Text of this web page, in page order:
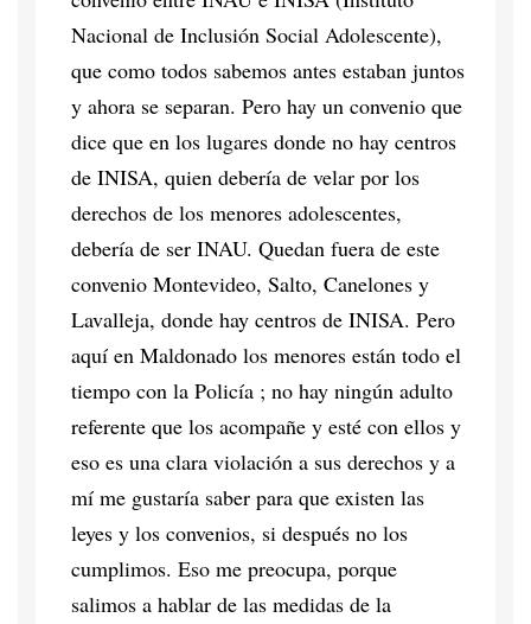
Nacional de Inclusión Social Adolescente),
que como todos sabemos antes estaban juntos
y ahora se separan. Pero hay un convenio que
dice que en los lugares donde no hay centros
de INISA, quien debería de velar por los
derechos de los menores adolescentes,
debería de ser INAU. Quedan fuera de este
convenio Montevideo, Salto, Canelones y
Lavalleja, donde hay centros de INISA. Pero
aquí en Maldonado los menores están todo el
tiempo con la Policía ; no hay ningún adulto
referente que los acompañe y esté con ellos y
eso es una clara violación a sus derechos y a
mí me gustaría saber para que existen las
leyes y los convenios, si después no los
cumplimos. Eso me preocupa, porque
salimos a hablar de las medidas de la